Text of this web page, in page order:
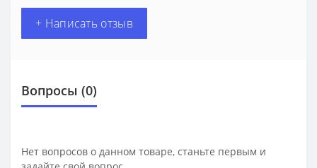
+ Написать отзыв
Вопросы (0)
Нет вопросов о данном товаре, станьте первым и